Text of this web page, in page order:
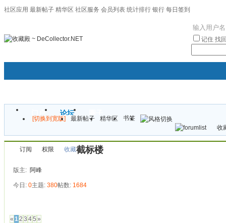
社区应用 最新帖子 精华区 社区服务 会员列表 统计排行 银行 每日签到
记住 找
门户 论坛
[切换到宽版] 最新帖子 精华区
书签
收
订阅 权限 截标楼
收藏
版主: 阿峰
今日: 0主题: 380帖数: 1684
« 12 3 45 »